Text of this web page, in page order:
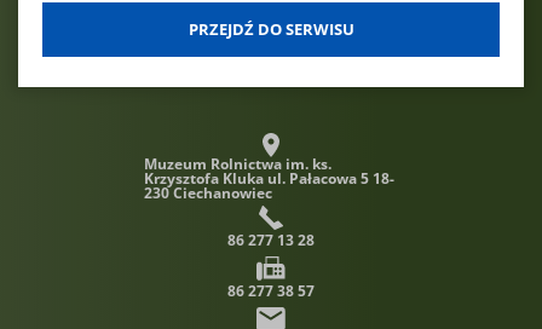
Muzeum Rolnictwa im. ks.
Krzysztofa Kluka ul. Pałacowa 5 18-
230 Ciechanowiec
86 277 13 28
86 277 38 57
klikając w "Preferencje cookies".
cookies.
PRZEJDŹ DO SERWISU